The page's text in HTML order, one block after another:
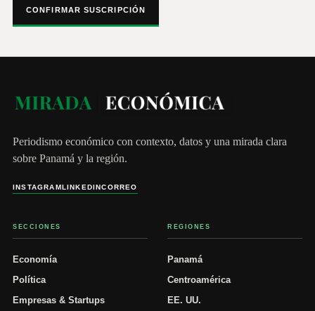
CONFIRMAR SUSCRIPCIÓN
Periodismo económico con contexto, datos y una mirada clara
sobre Panamá y la región.
INSTAGRAMLINKEDINCORREO
SECCIONES
Economía
Política
Empresas & Startups
REGIONES
Panamá
Centroamérica
EE. UU.